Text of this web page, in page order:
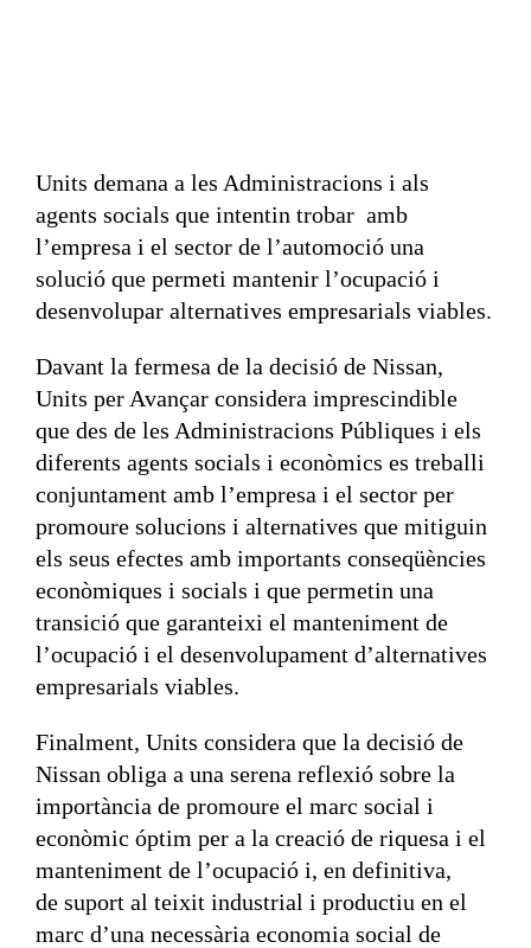
Units demana a les Administracions i als
agents socials que intentin trobar amb
l’empresa i el sector de l’automoció una
solució que permeti mantenir l’ocupació i
desenvolupar alternatives empresarials viables.
Davant la fermesa de la decisió de Nissan,
Units per Avançar considera imprescindible
que des de les Administracions Públiques i els
diferents agents socials i econòmics es treballi
conjuntament amb l’empresa i el sector per
promoure solucions i alternatives que mitiguin
els seus efectes amb importants conseqüències
econòmiques i socials i que permetin una
transició que garanteixi el manteniment de
l’ocupació i el desenvolupament d’alternatives
empresarials viables.
Finalment, Units considera que la decisió de
Nissan obliga a una serena reflexió sobre la
importància de promoure el marc social i
econòmic óptim per a la creació de riquesa i el
manteniment de l’ocupació i, en definitiva,
de suport al teixit industrial i productiu en el
marc d’una necessària economia social de